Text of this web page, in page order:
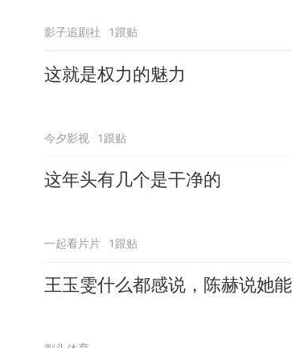
影子追剧社 1跟贴
这就是权力的魅力
今夕影视 1跟贴
这年头有几个是干净的
一起看片片 1跟贴
王玉雯什么都感说，陈赫说她